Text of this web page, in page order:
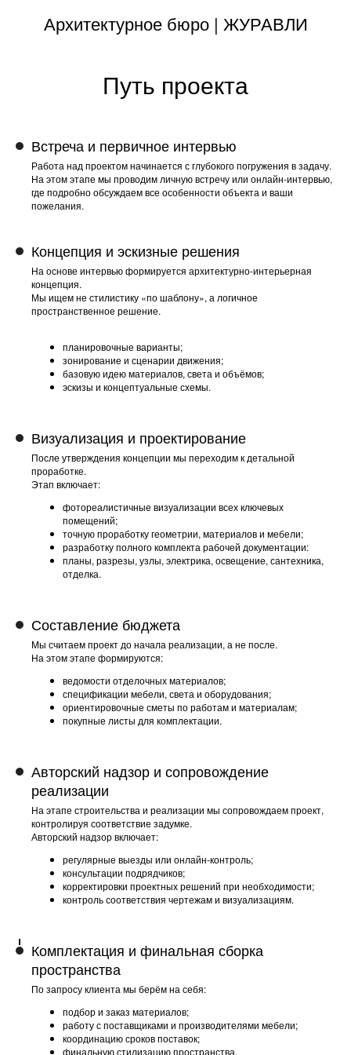
Архитектурное бюро | ЖУРАВЛИ
Путь проекта
Встреча и первичное интервью
Работа над проектом начинается с глубокого погружения в задачу.
На этом этапе мы проводим личную встречу или онлайн-интервью,
где подробно обсуждаем все особенности объекта и ваши
пожелания.
Концепция и эскизные решения
На основе интервью формируется архитектурно-интерьерная
концепция.
Мы ищем не стилистику «по шаблону», а логичное
пространственное решение.
планировочные варианты;
зонирование и сценарии движения;
базовую идею материалов, света и объёмов;
эскизы и концептуальные схемы.
Визуализация и проектирование
После утверждения концепции мы переходим к детальной
проработке.
Этап включает:
фотореалистичные визуализации всех ключевых
помещений;
точную проработку геометрии, материалов и мебели;
разработку полного комплекта рабочей документации:
планы, разрезы, узлы, электрика, освещение, сантехника,
отделка.
Составление бюджета
Мы считаем проект до начала реализации, а не после.
На этом этапе формируются:
ведомости отделочных материалов;
спецификации мебели, света и оборудования;
ориентировочные сметы по работам и материалам;
покупные листы для комплектации.
Авторский надзор и сопровождение
реализации
На этапе строительства и реализации мы сопровождаем проект,
контролируя соответствие задумке.
Авторский надзор включает:
регулярные выезды или онлайн-контроль;
консультации подрядчиков;
корректировки проектных решений при необходимости;
контроль соответствия чертежам и визуализациям.
Комплектация и финальная сборка
пространства
По запросу клиента мы берём на себя:
подбор и заказ материалов;
работу с поставщиками и производителями мебели;
координацию сроков поставок;
финальную стилизацию пространства.